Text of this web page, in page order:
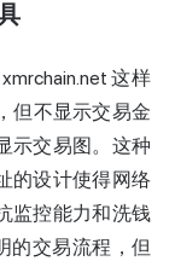
这样
但不显示交易金
示交易图。这种
的设计使得网络
监控能力和洗钱
的交易流程，但